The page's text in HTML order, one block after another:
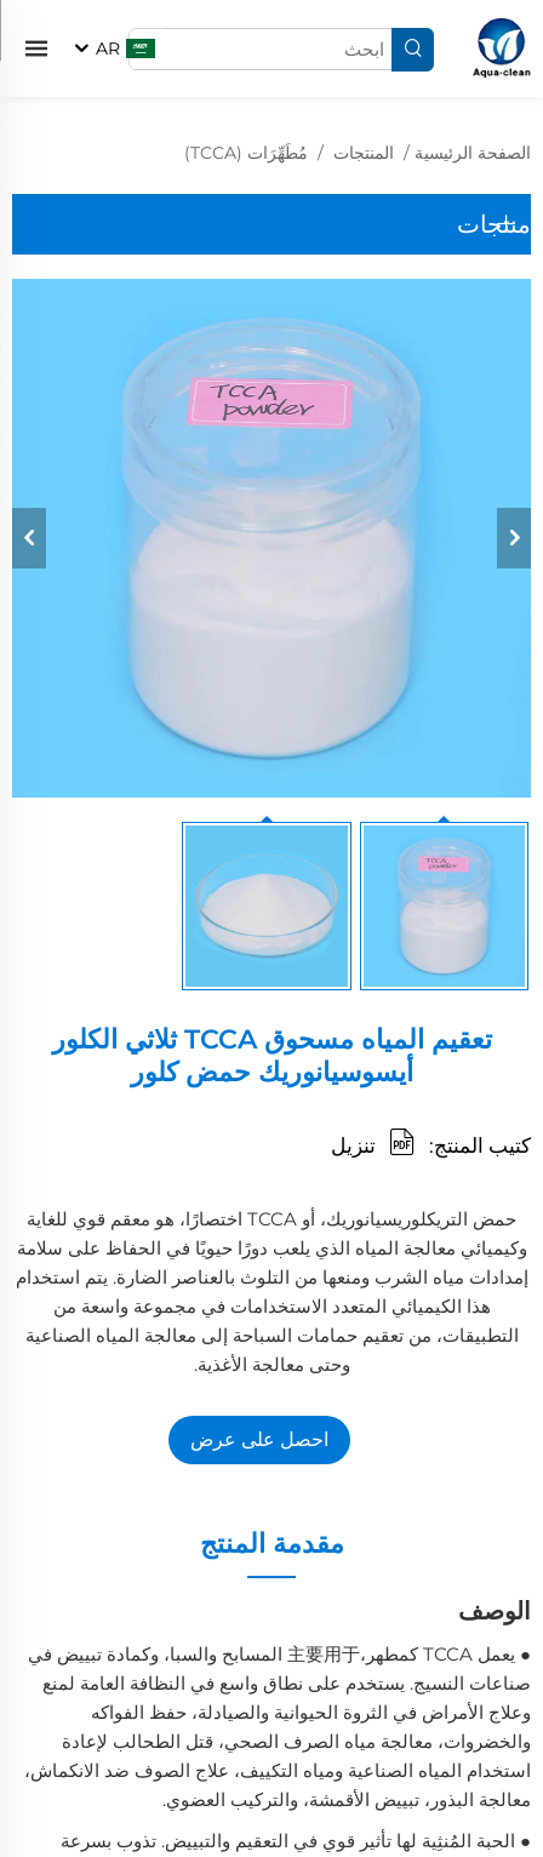
AR
الصفحة الرئيسية / المنتجات / مُطَهِّرَات (TCCA)
منتجات
تعقيم المياه مسحوق TCCA ثلاثي الكلور
أيسوسيانوريك حمض كلور
كتيب المنتج: تنزيل
حمض التريكلوريسيانوريك، أو TCCA اختصارًا، هو معقم قوي للغاية
وكيميائي معالجة المياه الذي يلعب دورًا حيويًا في الحفاظ على سلامة
إمدادات مياه الشرب ومنعها من التلوث بالعناصر الضارة. يتم استخدام
هذا الكيميائي المتعدد الاستخدامات في مجموعة واسعة من
التطبيقات، من تعقيم حمامات السباحة إلى معالجة المياه الصناعية
وحتى معالجة الأغذية.
احصل على عرض
مقدمة المنتج
الوصف
● يعمل TCCA كمطهر،主要用于 المسابح والسبا، وكمادة تبييض في
صناعات النسيج. يستخدم على نطاق واسع في النظافة العامة لمنع
وعلاج الأمراض في الثروة الحيوانية والصيادلة، حفظ الفواكه
والخضروات، معالجة مياه الصرف الصحي، قتل الطحالب لإعادة
استخدام المياه الصناعية ومياه التكييف، علاج الصوف ضد الانكماش،
معالجة البذور، تبييض الأقمشة، والتركيب العضوي.
● الحبة المُنثِية لها تأثير قوي في التعقيم والتبييض. تذوب بسرعة